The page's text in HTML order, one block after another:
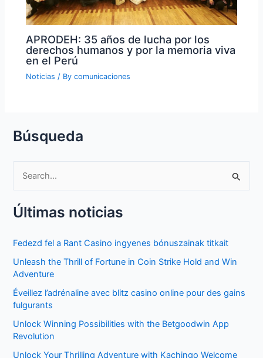
APRODEH: 35 años de lucha por los
derechos humanos y por la memoria viva
en el Perú
Noticias / Bycomunicaciones
Búsqueda
a
c
h
f
o
:
Últimas noticias
Fedezd fel a Rant Casino ingyenes bónuszainak titkait
Unleash the Thrill of Fortune in Coin Strike Hold and Win
Adventure
Éveillez l’adrénaline avec blitz casino online pour des gains
fulgurants
Unlock Winning Possibilities with the Betgoodwin App
Revolution
Unlock Your Thrilling Adventure with Kachingo Welcome